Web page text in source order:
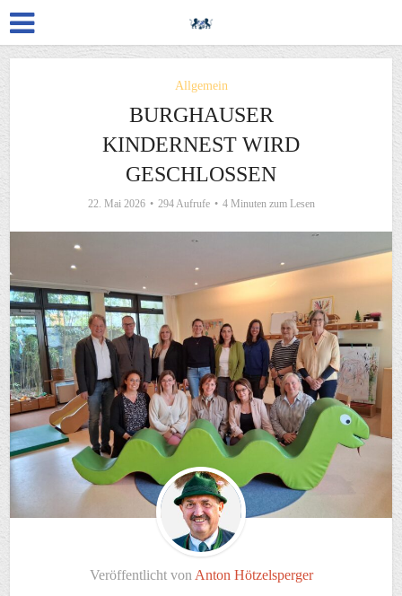
Allgemein
BURGHAUSER
KINDERNEST WIRD
GESCHLOSSEN
22. Mai 2026 294 Aufrufe 4 Minuten zum Lesen
Veröffentlicht von Anton Hötzelsperger